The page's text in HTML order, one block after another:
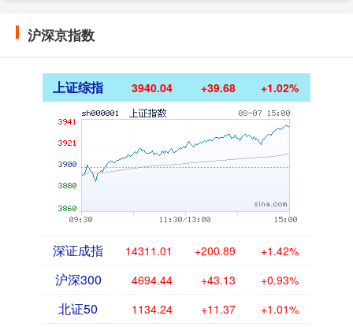
沪深京指数
上证综指 3940.04 +39.68 +1.02%
深证成指 14311.01 +200.89 +1.42%
沪深300 4694.44 +43.13 +0.93%
北证50 1134.24 +11.37 +1.01%